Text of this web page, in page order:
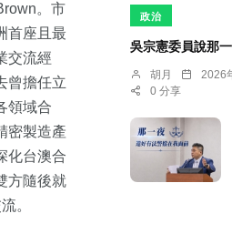
。市
首座且最
交流經
曾擔任立
領域合
密製造產
化台澳合
方隨後就
。
政治
吳宗憲委員說那
胡月 2026
0 分享